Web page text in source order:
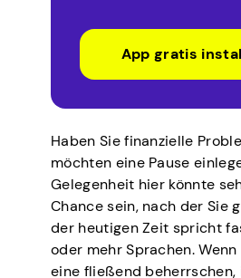
App gratis
Haben Sie finanzielle
möchten eine Pause
Gelegenheit hier könnte
Chance sein, nach der Sie
der heutigen Zeit spricht
oder mehr Sprachen.
eine fließend beherrschen,